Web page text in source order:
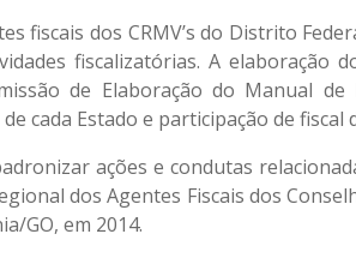
fiscais dos CRMV’s do Distrito
fiscalizatórias. A elaboração
de Elaboração do Manual de
cada Estado e participação de fiscal
ações e condutas
dos Agentes Fiscais dos
GO, em 2014.